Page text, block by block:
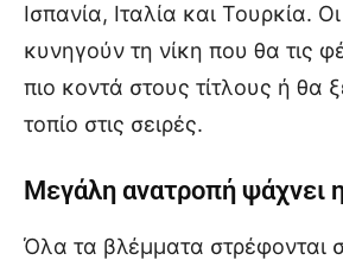
Ισπανία, Ιταλία και Τουρκία.
κυνηγούν τη νίκη που θα τις
πιο κοντά στους τίτλους ή θα
τοπίο στις σειρές.
Μεγάλη ανατροπή ψάχνει
Όλα τα βλέμματα στρέφονται